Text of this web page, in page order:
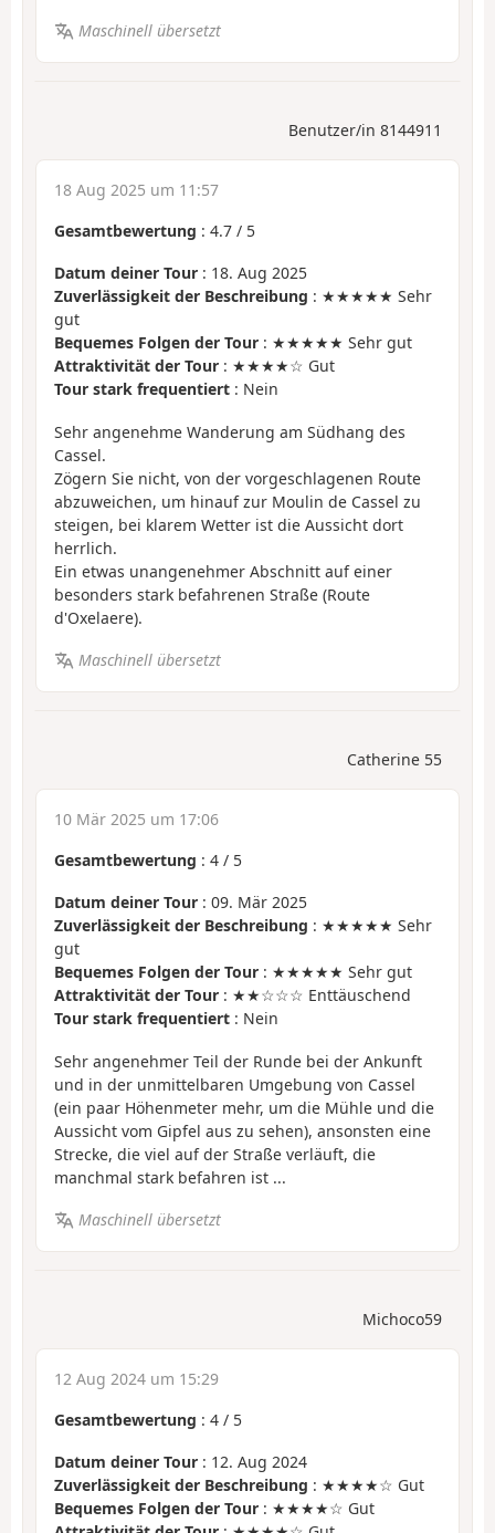
Maschinell übersetzt
Benutzer/in 8144911
18 Aug 2025 um 11:57
Gesamtbewertung : 4.7 / 5
Datum deiner Tour : 18. Aug 2025
Zuverlässigkeit der Beschreibung : ★★★★★ Sehr
gut
Bequemes Folgen der Tour : ★★★★★ Sehr gut
Attraktivität der Tour : ★★★★☆ Gut
Tour stark frequentiert : Nein
Sehr angenehme Wanderung am Südhang des
Cassel.
Zögern Sie nicht, von der vorgeschlagenen Route
abzuweichen, um hinauf zur Moulin de Cassel zu
steigen, bei klarem Wetter ist die Aussicht dort
herrlich.
Ein etwas unangenehmer Abschnitt auf einer
besonders stark befahrenen Straße (Route
d'Oxelaere).
Maschinell übersetzt
Catherine 55
10 Mär 2025 um 17:06
Gesamtbewertung : 4 / 5
Datum deiner Tour : 09. Mär 2025
Zuverlässigkeit der Beschreibung : ★★★★★ Sehr
gut
Bequemes Folgen der Tour : ★★★★★ Sehr gut
Attraktivität der Tour : ★★☆☆☆ Enttäuschend
Tour stark frequentiert : Nein
Sehr angenehmer Teil der Runde bei der Ankunft
und in der unmittelbaren Umgebung von Cassel
(ein paar Höhenmeter mehr, um die Mühle und die
Aussicht vom Gipfel aus zu sehen), ansonsten eine
Strecke, die viel auf der Straße verläuft, die
manchmal stark befahren ist ...
Maschinell übersetzt
Michoco59
12 Aug 2024 um 15:29
Gesamtbewertung : 4 / 5
Datum deiner Tour : 12. Aug 2024
Zuverlässigkeit der Beschreibung : ★★★★☆ Gut
Bequemes Folgen der Tour : ★★★★☆ Gut